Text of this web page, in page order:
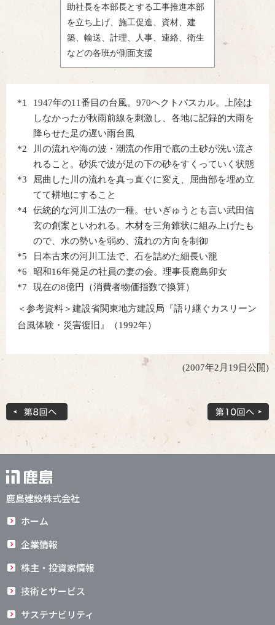
助社長を本部長とする工事推進本部
を立ち上げ、施工促進、資材、建
築、輸送、計理、人事、連絡、衛生
などの各班が側面支援
*1
1947年の11番目の台風。970ヘクトパスカル。上陸は
しなかったが秋雨前線を刺激し、各地に記録的大雨を
降らせた足の遅い雨台風
*2
川の流れや海の波・潮流の作用で底の土砂が洗い流さ
れること。砂浜で波が足の下の砂をすくっていく状態
*3
屈曲した川の流れを真っ直ぐに変え、屈曲部を埋め立
てて耕地にすること
*4
伝統的な河川工法の一種。せいぎゅうとも言い武田信
玄の創案といわれる。木材を三角錐状に組み上げたも
ので、水の勢いを弱め、流れの方向を制御
*5
日本古来の河川工法で、石を詰めた細長い籠
*6
昭和16年発足の社員の妻の会。理事長鹿島卯女
*7
現在の8億円（消費者物価指数で換算）
＜参考資料＞建設省関東地方建設局『語り継ぐカスリーン
台風体験・災害復旧』（1992年）
(2007年2月19日公開)
鹿島建設株式会社
ホーム
企業情報
株主・投資家情報
技術とサービス
サステナビリティ